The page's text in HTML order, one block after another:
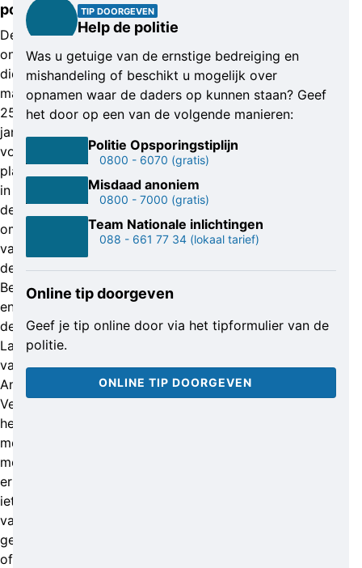
politie
De
onlusten
die
maandagavond
25
januari
vonden
plaats
in
de
omgeving
van
de
Belgiëlaan
en
de
Laan
van
Angers.
Vermoedelijk
hebben
meerdere
mensen
er
iets
van
gefilmd
of
TIP DOORGEVEN
Help de politie
Was u getuige van de ernstige bedreiging en
mishandeling of beschikt u mogelijk over
opnamen waar de daders op kunnen staan? Geef
het door op een van de volgende manieren:
Politie Opsporingstiplijn
0800 - 6070 (gratis)
Misdaad anoniem
0800 - 7000 (gratis)
Team Nationale inlichtingen
088 - 661 77 34 (lokaal tarief)
Online tip doorgeven
Geef je tip online door via het tipformulier van de
politie.
ONLINE TIP DOORGEVEN